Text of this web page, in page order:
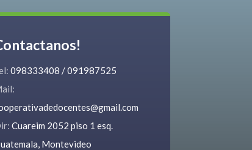
098333408 / 091987525
Cuareim 2052 piso 1 esq.
Montevideo